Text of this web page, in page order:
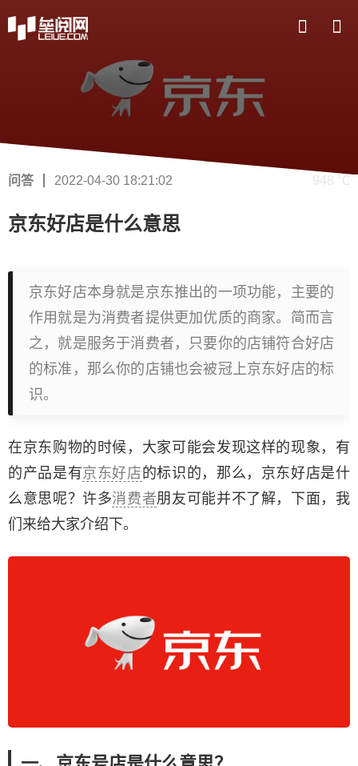
问答 2022-04-30 18:21:02 948 ℃
京东好店是什么意思
京东好店本身就是京东推出的一项功能，主要的
作用就是为消费者提供更加优质的商家。简而言
之，就是服务于消费者，只要你的店铺符合好店
的标准，那么你的店铺也会被冠上京东好店的标
识。
在京东购物的时候，大家可能会发现这样的现象，有
的产品是有京东好店 的标识的，那么，京东好店是什
么意思呢？许多消费者朋友可能并不了解，下面，我
们来给大家介绍下。